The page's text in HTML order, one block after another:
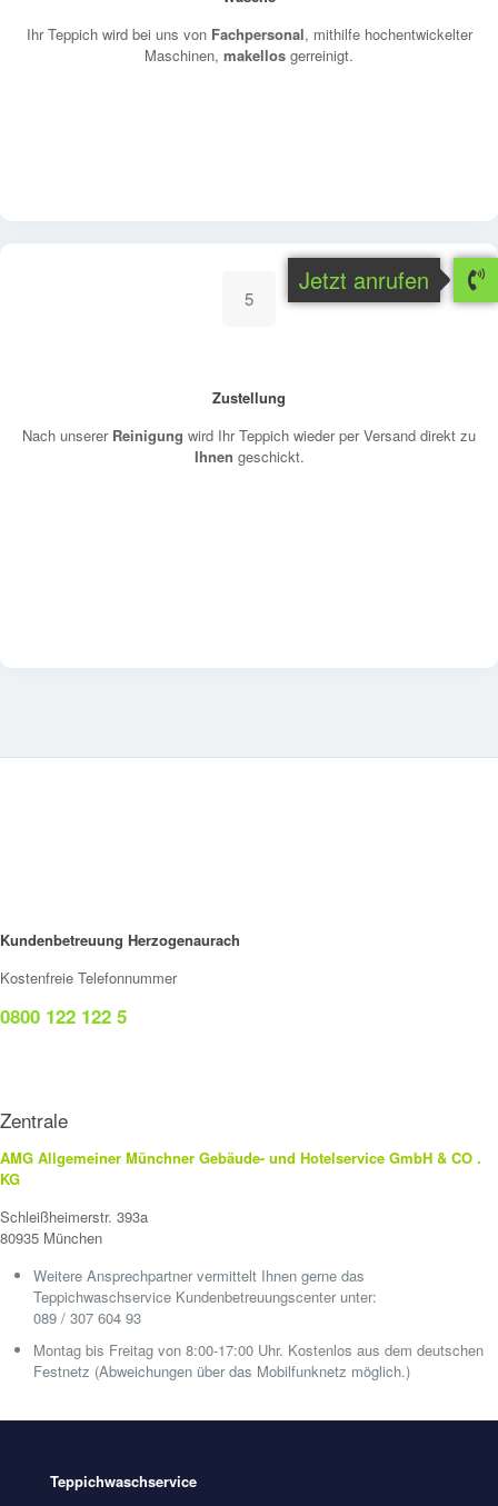
Ihr Teppich wird bei uns von Fachpersonal, mithilfe hochentwickelter
Maschinen, makellos gerreinigt.
5
Zustellung
Nach unserer Reinigung wird Ihr Teppich wieder per Versand direkt zu
Ihnen geschickt.
Kundenbetreuung Herzogenaurach
Kostenfreie Telefonnummer
0800 122 122 5
Zentrale
AMG Allgemeiner Münchner Gebäude- und Hotelservice GmbH & CO .
KG
Schleißheimerstr. 393a
80935 München
Weitere Ansprechpartner vermittelt Ihnen gerne das
Teppichwaschservice Kundenbetreuungscenter unter:
089 / 307 604 93
Montag bis Freitag von 8:00-17:00 Uhr. Kostenlos aus dem deutschen
Festnetz (Abweichungen über das Mobilfunknetz möglich.)
Teppichwaschservice
Jetzt anrufen